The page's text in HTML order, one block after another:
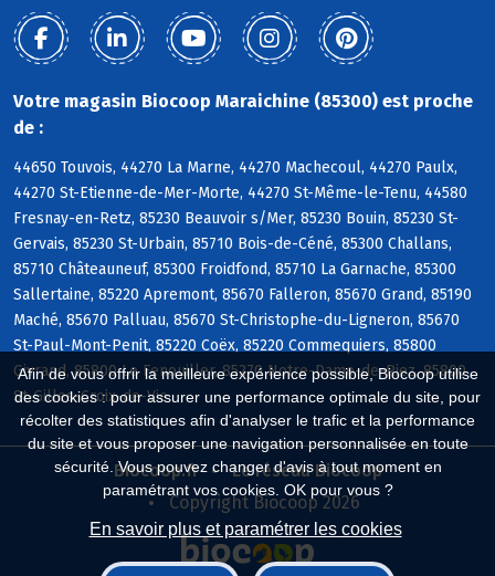
Afin de vous offrir la meilleure expérience possible, Biocoop utilise
des cookies : pour assurer une performance optimale du site, pour
récolter des statistiques afin d'analyser le trafic et la performance
du site et vous proposer une navigation personnalisée en toute
sécurité. Vous pouvez changer d'avis à tout moment en
paramétrant vos cookies. OK pour vous ?
En savoir plus et paramétrer les cookies
Votre magasin Biocoop Maraichine (85300) est proche
de :
44650 Touvois, 44270 La Marne, 44270 Machecoul, 44270 Paulx,
44270 St-Etienne-de-Mer-Morte, 44270 St-Même-le-Tenu, 44580
Fresnay-en-Retz, 85230 Beauvoir s/Mer, 85230 Bouin, 85230 St-
Gervais, 85230 St-Urbain, 85710 Bois-de-Céné, 85300 Challans,
85710 Châteauneuf, 85300 Froidfond, 85710 La Garnache, 85300
Sallertaine, 85220 Apremont, 85670 Falleron, 85670 Grand, 85190
Maché, 85670 Palluau, 85670 St-Christophe-du-Ligneron, 85670
St-Paul-Mont-Penit, 85220 Coëx, 85220 Commequiers, 85800
Givrand, 85800 Le Fenouiller, 85270 Notre-Dame-de-Riez, 85800
St-Gilles-Croix-de-Vie
Biocoop.fr
Le réseau Biocoop
Copyright Biocoop 2026